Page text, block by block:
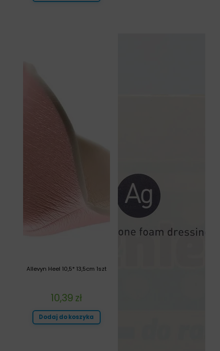
Allevyn Heel 10,5* 13,5cm 1szt
10,39 zł
Dodaj do koszyka